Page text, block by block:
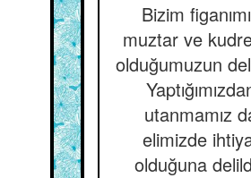
Bizim
muztar ve
olduğumuzun
utanmamız
elimizde
olduğuna